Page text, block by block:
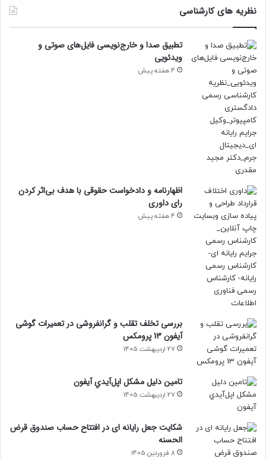
نظریه های کارشناسی
تطبیق صدا و خارج‌نویسی فایل‌های صوتی و
ویدئویی
4 هفته پیش
اظهارنامه و دادخواست حقوقی با هدف بی‌اثر کردن
رای داوری
4 هفته پیش
بررسی تخلف تقلب و گرانفروشی در تعمیرات گوشی
آیفون 13 پرومکس
27 اردیبهشت 1405
تامين دليل مشکل اپل‌آيدي آيفون
27 اردیبهشت 1405
شکایت جعل رایانه ای در افتتاح حساب صندوق قرض
الحسنه
8 فروردین 1405